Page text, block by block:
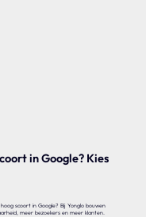
scoort in Google? Bij Yonglo bouwen
meer bezoekers en meer klanten.
in Google? Kies